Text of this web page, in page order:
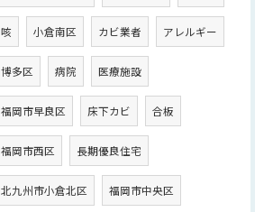
咳 小倉南区 カビ業者 アレルギー
博多区 病院 医療施設
福岡市早良区 床下カビ 合板
福岡市西区 長期優良住宅
北九州市小倉北区 福岡市中央区